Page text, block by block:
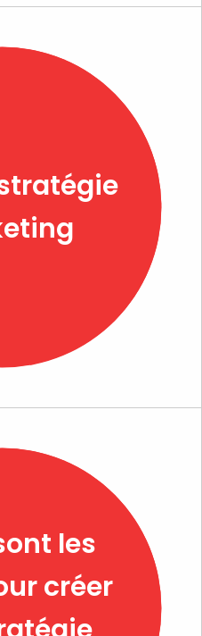
les
créer